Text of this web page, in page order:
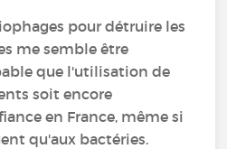
pour détruire les
me semble être
que l'utilisation de
soit encore
en France, même si
qu'aux bactéries.